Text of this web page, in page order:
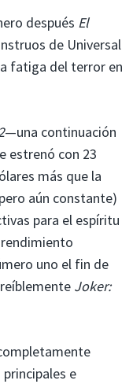
después El
de Universal
fatiga del terror en
—una continuación
estrenó con 23
más que la
aún constante)
para el espíritu
uno el fin de
Joker:
e